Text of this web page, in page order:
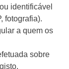
identificável
fotografia).
a quem os
sobre